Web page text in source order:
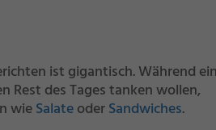
ist gigantisch. Während
Rest des Tages tanken wollen,
wieSalateoderSandwiches.